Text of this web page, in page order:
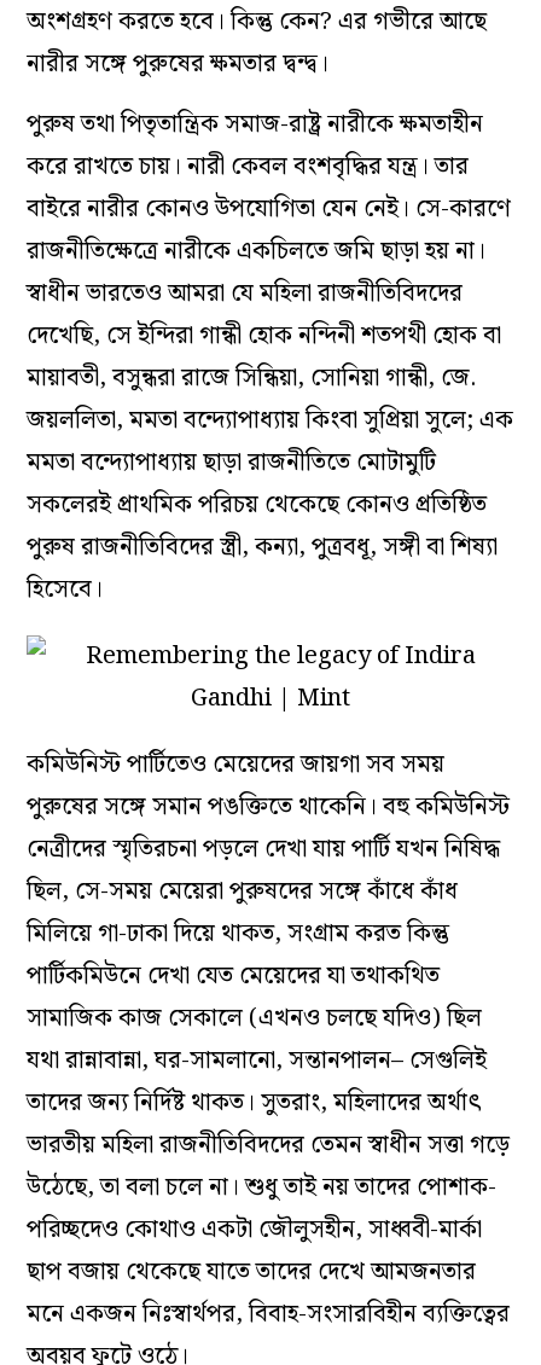
অংশগ্রহণ করতে হবে। কিন্তু কেন? এর গভীরে আছে
নারীর সঙ্গে পুরুষের ক্ষমতার দ্বন্দ্ব।
পুরুষ তথা পিতৃতান্ত্রিক সমাজ-রাষ্ট্র নারীকে ক্ষমতাহীন
করে রাখতে চায়। নারী কেবল বংশবৃদ্ধির যন্ত্র। তার
বাইরে নারীর কোনও উপযোগিতা যেন নেই। সে-কারণে
রাজনীতিক্ষেত্রে নারীকে একচিলতে জমি ছাড়া হয় না।
স্বাধীন ভারতেও আমরা যে মহিলা রাজনীতিবিদদের
দেখেছি, সে ইন্দিরা গান্ধী হোক নন্দিনী শতপথী হোক বা
মায়াবতী, বসুন্ধরা রাজে সিন্ধিয়া, সোনিয়া গান্ধী, জে.
জয়ললিতা, মমতা বন্দ্যোপাধ্যায় কিংবা সুপ্রিয়া সুলে; এক
মমতা বন্দ্যোপাধ্যায় ছাড়া রাজনীতিতে মোটামুটি
সকলেরই প্রাথমিক পরিচয় থেকেছে কোনও প্রতিষ্ঠিত
পুরুষ রাজনীতিবিদের স্ত্রী, কন্যা, পুত্রবধূ, সঙ্গী বা শিষ্যা
হিসেবে।
কমিউনিস্ট পার্টিতেও মেয়েদের জায়গা সব সময়
পুরুষের সঙ্গে সমান পঙক্তিতে থাকেনি। বহু কমিউনিস্ট
নেত্রীদের স্মৃতিরচনা পড়লে দেখা যায় পার্টি যখন নিষিদ্ধ
ছিল, সে-সময় মেয়েরা পুরুষদের সঙ্গে কাঁধে কাঁধ
মিলিয়ে গা-ঢাকা দিয়ে থাকত, সংগ্রাম করত কিন্তু
পার্টিকমিউনে দেখা যেত মেয়েদের যা তথাকথিত
সামাজিক কাজ সেকালে (এখনও চলছে যদিও) ছিল
যথা রান্নাবান্না, ঘর-সামলানো, সন্তানপালন– সেগুলিই
তাদের জন্য নির্দিষ্ট থাকত। সুতরাং, মহিলাদের অর্থাৎ
ভারতীয় মহিলা রাজনীতিবিদদের তেমন স্বাধীন সত্তা গড়ে
উঠেছে, তা বলা চলে না। শুধু তাই নয় তাদের পোশাক-
পরিচ্ছদেও কোথাও একটা জৌলুসহীন, সাধ্ববী-মার্কা
ছাপ বজায় থেকেছে যাতে তাদের দেখে আমজনতার
মনে একজন নিঃস্বার্থপর, বিবাহ-সংসারবিহীন ব্যক্তিত্বের
অবয়ব ফুটে ওঠে।